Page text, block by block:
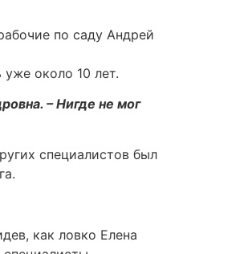
по саду Андрей
около 10 лет.
– Нигде не мог
специалистов был
как ловко Елена